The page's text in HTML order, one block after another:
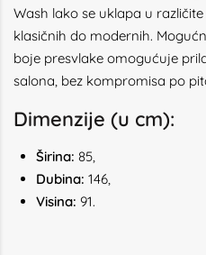
Wash lako se uklapa u
klasičnih do modernih.
boje presvlake omogućuje
salona, bez kompromisa po
Dimenzije (u cm):
Širina: 85,
Dubina: 146,
Visina: 91.